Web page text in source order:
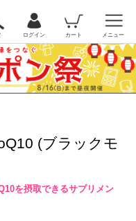
ログイン カート メニュー
(ブラックモ
を摂取できるサプリメン